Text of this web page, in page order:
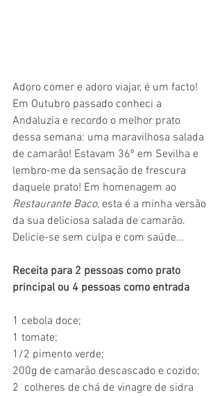
Adoro comer e adoro viajar, é um facto!
Em Outubro passado conheci a
Andaluzia e recordo o melhor prato
dessa semana: uma maravilhosa salada
de camarão! Estavam 36º em Sevilha e
lembro-me da sensação de frescura
daquele prato! Em homenagem ao
Restaurante Baco, esta é a minha versão
da sua deliciosa salada de camarão.
Delicie-se sem culpa e com saúde...
Receita para 2 pessoas como prato
principal ou 4 pessoas como entrada
1 cebola doce;
1 tomate;
1/2 pimento verde;
200g de camarão descascado e cozido;
2  colheres de chá de vinagre de sidra